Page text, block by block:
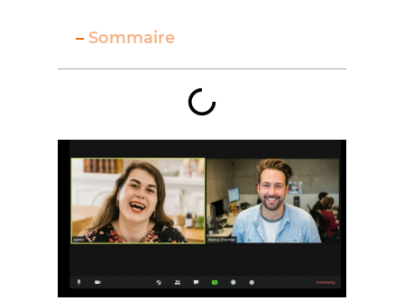
– Sommaire